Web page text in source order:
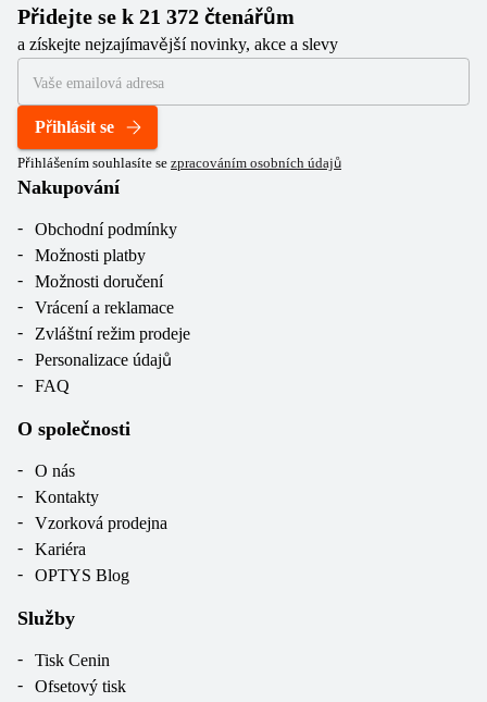
Přidejte se k 21 372 čtenářům
a získejte nejzajímavější novinky, akce a slevy
Přihlásit se
Přihlášením souhlasíte se zpracováním osobních údajů
Nakupování
Obchodní podmínky
Možnosti platby
Možnosti doručení
Vrácení a reklamace
Zvláštní režim prodeje
Personalizace údajů
FAQ
O společnosti
O nás
Kontakty
Vzorková prodejna
Kariéra
OPTYS Blog
Služby
Tisk Cenin
Ofsetový tisk